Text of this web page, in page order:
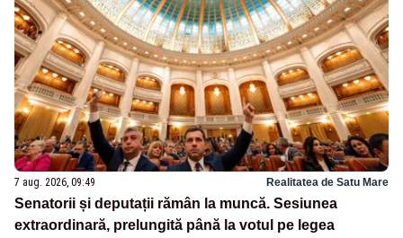
7 aug. 2026, 09:49 Realitatea de Satu Mare
Senatorii și deputații rămân la muncă. Sesiunea
extraordinară, prelungită până la votul pe legea